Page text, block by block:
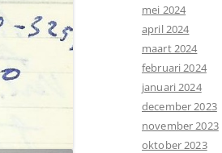
mei 2024
april 2024
maart 2024
februari 2024
januari 2024
december 2023
november 2023
oktober 2023